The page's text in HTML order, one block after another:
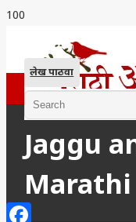
लेख पाठवा
Jaggu
Marathi